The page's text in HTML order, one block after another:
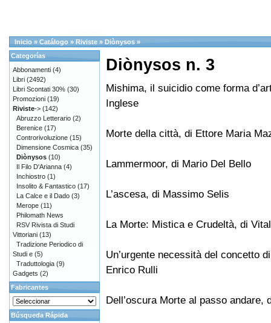
Inicio » Catálogo » Riviste » Diònysos »
Diònysos n. 3
Mishima, il suicidio come forma
Inglese
Morte della città, di Ettore Maria
Lammermoor, di Mario Del Bello
L’ascesa, di Massimo Selis
La Morte: Mistica e Crudeltà, di
Un’urgente necessità del concetto
Enrico Rulli
Dell’oscura Morte al passo andare,
Categorías
Abbonamenti (4)
Libri (2492)
Libri Scontati 30% (30)
Promozioni (19)
Riviste-> (142)
Abruzzo Letterario (2)
Berenice (17)
Controrivoluzione (15)
Dimensione Cosmica (35)
Diònysos (10)
Il Filo D'Arianna (4)
Inchiostro (1)
Insolito & Fantastico (17)
La Calce e il Dado (3)
Merope (11)
Philomath News
RSV Rivista di Studi
Vittoriani (13)
Tradizione Periodico di
Studi e (5)
Traduttologia (9)
Gadgets (2)
Fabricantes
Búsqueda Rápida